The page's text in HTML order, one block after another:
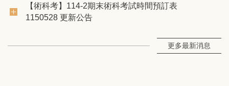
【術科考】114-2期末術科考試時間預訂表
1150528 更新公告
更多最新消息